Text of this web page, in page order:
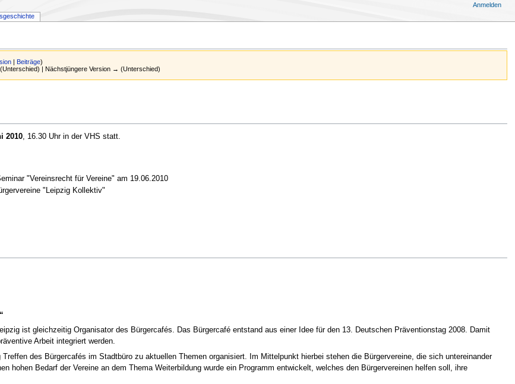
Beiträge)
(Unterschied) | Nächstjüngere Version → (Unterschied)
2010, 16.30 Uhr in der VHS statt.
"Vereinsrecht für Vereine" am 19.06.2010
"Leipzig Kollektiv"
ist gleichzeitig Organisator des Bürgercafés. Das Bürgercafé entstand aus einer Idee für den 13. Deutschen Präventionstag 2008. Damit
Arbeit integriert werden.
des Bürgercafés im Stadtbüro zu aktuellen Themen organisiert. Im Mittelpunkt hierbei stehen die Bürgervereine, die sich untereinander
hohen Bedarf der Vereine an dem Thema Weiterbildung wurde ein Programm entwickelt, welches den Bürgervereinen helfen soll, ihre
Anmelden